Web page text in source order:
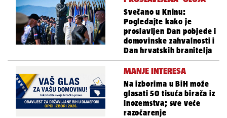
Svečano u Kninu:
Pogledajte kako je
proslavljen Dan pobjede i
domovinske zahvalnosti i
Dan hrvatskih branitelja
MANJE INTERESA
Na izborima u BiH može
glasati 50 tisuća birača iz
inozemstva; sve veće
razočarenje